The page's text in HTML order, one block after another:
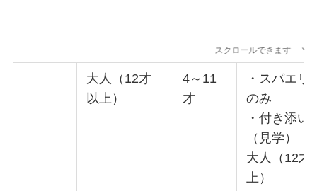
スクロールできます
大人（12才
以上）
4～11
才
・スパエリ
のみ
・付き添い
（見学）
大人（12才
上）